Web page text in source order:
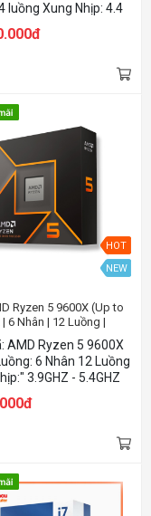
luồng Xung Nhịp: 4.4
Họa: AMD Radeon™
HOT
NEW
Ryzen 5 9600X (Up to
| 6 Nhân | 12 Luồng |
AMD Ryzen 5 9600X
6 Nhân 12 Luồng
3.9GHZ - 5.4GHZ
Graphics 2200